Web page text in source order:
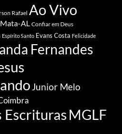
Rafael Ao Vivo
Mata-AL Confiar em Deus
Espírito Santo Evans Costa Felicidade
Fernandes
Junior Melo
EscriturasMGLF